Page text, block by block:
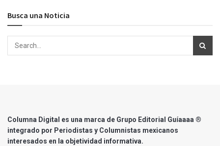
Busca una Noticia
Columna Digital es una marca de Grupo Editorial Guíaaaa ®
integrado por Periodistas y Columnistas mexicanos
interesados en la objetividad informativa.